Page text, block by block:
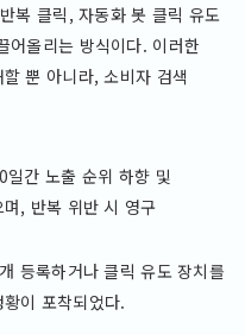
복 클릭, 자동화 봇 클릭 유도
어올리는 방식이다. 이러한
뿐 아니라, 소비자 검색
일간 노출 순위 하향 및
, 반복 위반 시 영구
등록하거나 클릭 유도 장치를
이 포착되었다.